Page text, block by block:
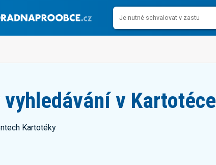
v Kartotéce
Kartotéky